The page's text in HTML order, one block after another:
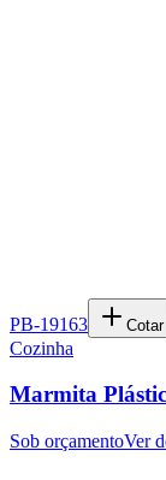
PB-19163 Cotar
Cozinha
Marmita
Sob orçamentoVer